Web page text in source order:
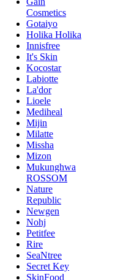
Cosmetics
Gotaiyo
Holika Holika
Innisfree
It's Skin
Kocostar
Labiotte
La'dor
Lioele
Mediheal
Mijin
Milatte
Missha
Mizon
Mukunghwa
ROSSOM
Nature
Republic
Newgen
Nohj
Petitfee
Rire
SeaNtree
Secret Key
SkinFood